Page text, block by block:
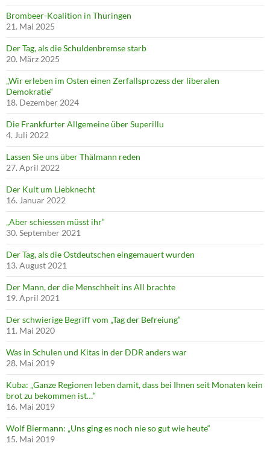
Brombeer-Koalition in Thüringen
21. Mai 2025
Der Tag, als die Schuldenbremse starb
20. März 2025
„Wir erleben im Osten einen Zerfallsprozess der liberalen
Demokratie“
18. Dezember 2024
Die Frankfurter Allgemeine über Superillu
4. Juli 2022
Lassen Sie uns über Thälmann reden
27. April 2022
Der Kult um Liebknecht
16. Januar 2022
„Aber schiessen müsst ihr“
30. September 2021
Der Tag, als die Ostdeutschen eingemauert wurden
13. August 2021
Der Mann, der die Menschheit ins All brachte
19. April 2021
Der schwierige Begriff vom „Tag der Befreiung“
11. Mai 2020
Was in Schulen und Kitas in der DDR anders war
28. Mai 2019
Kuba: „Ganze Regionen leben damit, dass bei Ihnen seit Monaten kein
brot zu bekommen ist…“
16. Mai 2019
Wolf Biermann: „Uns ging es noch nie so gut wie heute“
15. Mai 2019